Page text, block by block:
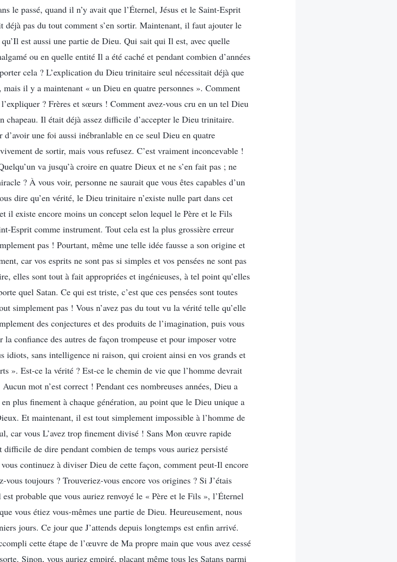
le passé, quand il n’y avait que l’Éternel, Jésus et le Saint-Esprit
déjà pas du tout comment s’en sortir. Maintenant, il faut ajouter le
est aussi une partie de Dieu. Qui sait qui Il est, avec quelle
ou en quelle entité Il a été caché et pendant combien d’années
cela ? L’explication du Dieu trinitaire seul nécessitait déjà que
mais il y a maintenant « un Dieu en quatre personnes ». Comment
? Frères et sœurs ! Comment avez-vous cru en un tel Dieu
chapeau. Il était déjà assez difficile d’accepter le Dieu trinitaire.
une foi aussi inébranlable en ce seul Dieu en quatre
de sortir, mais vous refusez. C’est vraiment inconcevable !
va jusqu’à croire en quatre Dieux et ne s’en fait pas ; ne
? À vous voir, personne ne saurait que vous êtes capables d’un
dire qu’en vérité, le Dieu trinitaire n’existe nulle part dans cet
il existe encore moins un concept selon lequel le Père et le Fils
Esprit comme instrument. Tout cela est la plus grossière erreur
pas ! Pourtant, même une telle idée fausse a son origine et
car vos esprits ne sont pas si simples et vos pensées ne sont pas
elles sont tout à fait appropriées et ingénieuses, à tel point qu’elles
quel Satan. Ce qui est triste, c’est que ces pensées sont toutes
simplement pas ! Vous n’avez pas du tout vu la vérité telle qu’elle
des conjectures et des produits de l’imagination, puis vous
confiance des autres de façon trompeuse et pour imposer votre
idiots, sans intelligence ni raison, qui croient ainsi en vos grands et
». Est-ce la vérité ? Est-ce le chemin de vie que l’homme devrait
mot n’est correct ! Pendant ces nombreuses années, Dieu a
plus finement à chaque génération, au point que le Dieu unique a
Et maintenant, il est tout simplement impossible à l’homme de
car vous L’avez trop finement divisé ! Sans Mon œuvre rapide
de dire pendant combien de temps vous auriez persisté
continuez à diviser Dieu de cette façon, comment peut-Il encore
toujours ? Trouveriez-vous encore vos origines ? Si J’étais
probable que vous auriez renvoyé le « Père et le Fils », l’Éternel
vous étiez vous-mêmes une partie de Dieu. Heureusement, nous
jours. Ce jour que J’attends depuis longtemps est enfin arrivé.
cette étape de l’œuvre de Ma propre main que vous avez cessé
Sinon, vous auriez empiré, plaçant même tous les Satans parmi